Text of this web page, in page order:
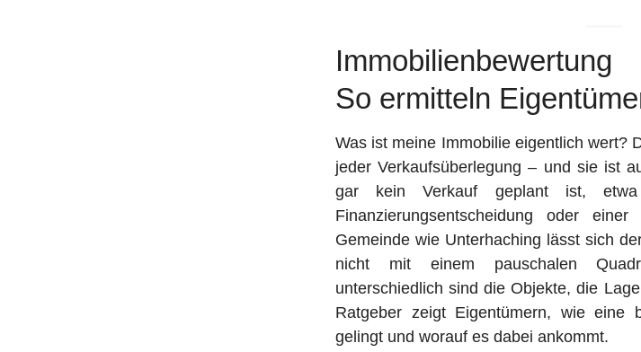
So ermitteln
Was ist meine Immobilie eigentlich wert?
jeder Verkaufsüberlegung – und sie ist
gar kein Verkauf geplant ist,
Finanzierungsentscheidung oder
Gemeinde wie Unterhaching lässt sich
nicht mit einem pauschalen
unterschiedlich sind die Objekte, die
Ratgeber zeigt Eigentümern, wie eine
gelingt und worauf es dabei ankommt.